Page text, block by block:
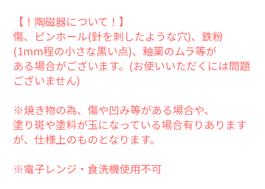
【！陶磁器について！】
傷、ピンホール(針を刺したような穴)、鉄粉
(1mm程の小さな黒い点)、釉薬のムラ等が
ある場合がございます。(お使いいただくには問題
ございません)
※焼き物の為、傷や凹み等がある場合や、
塗り斑や塗料が玉になっている場合有りあります
が、仕様上のものとなります。
※電子レンジ・食洗機使用不可